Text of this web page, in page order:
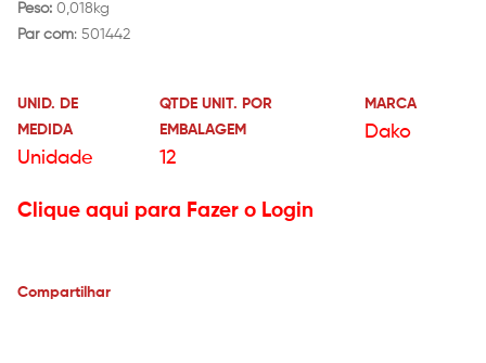
Peso: 0,018kg
Par com: 501442
UNID. DE
MEDIDA
Unidade
QTDE UNIT. POR
EMBALAGEM
12
MARCA
Dako
Clique aqui para Fazer o Login
Compartilhar